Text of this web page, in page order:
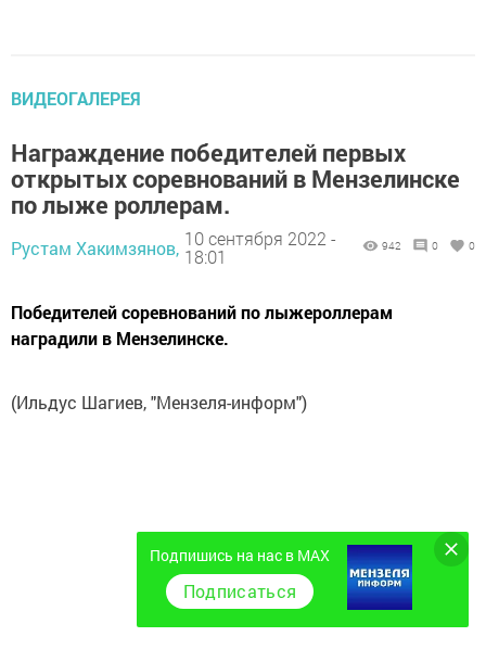
ВИДЕОГАЛЕРЕЯ
Награждение победителей первых
открытых соревнований в Мензелинске
по лыже роллерам.
Рустам Хакимзянов, 10 сентября 2022 -
18:01
942 0 0
Победителей соревнований по лыжероллерам
наградили в Мензелинске.
(Ильдус Шагиев, "Мензеля-информ")
Подпишись на нас в MAX
Подписаться